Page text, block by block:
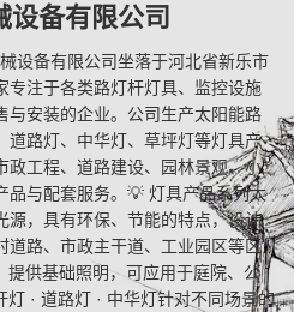
设备有限公司
设备有限公司坐落于河北省新乐市
专注于各类路灯杆灯具、监控设施
与安装的企业。公司生产太阳能路
道路灯、中华灯、草坪灯等灯具产
政工程、道路建设、园林景观、小
品与配套服务。💡 灯具产品系列太
源，具有环保、节能的特点，设计
道路、市政主干道、工业园区等区
提供基础照明，可应用于庭院、公
灯 · 道路灯 · 中华灯针对不同场景的